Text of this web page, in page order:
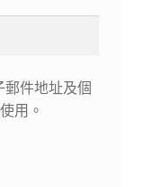
件地址及個
用。